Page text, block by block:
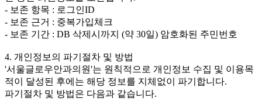
- 보존 항목 : 로그인ID
- 보존 근거 : 중복가입체크
- 보존 기간 : DB 삭제시까지 (약 30일) 암호화된 주민번호
4. 개인정보의 파기절차 및 방법
'서울글로우안과의원'는 원칙적으로 개인정보 수집 및 이용목
적이 달성된 후에는 해당 정보를 지체없이 파기합니다.
파기절차 및 방법은 다음과 같습니다.